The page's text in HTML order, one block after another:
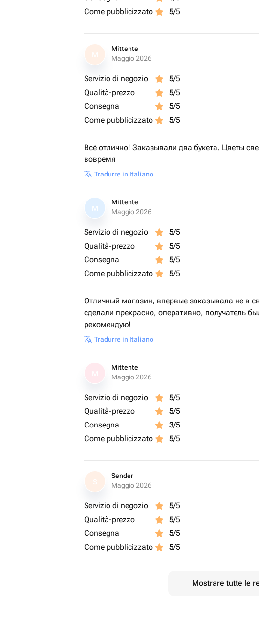
Come pubblicizzato
5/5
M
Mittente
Maggio 2026
Servizio di negozio 5/5
Qualità-prezzo
5/5
Consegna
5/5
Come pubblicizzato
5/5
Всё отлично! Заказывали два букета. Цветы
вовремя
Tradurre in Italiano
M
Mittente
Maggio 2026
Servizio di negozio 5/5
Qualità-prezzo
5/5
Consegna
5/5
Come pubblicizzato
5/5
Отличный магазин, впервые заказывала не в
сделали прекрасно, оперативно, получатель
рекомендую!
Tradurre in Italiano
Mittente
Maggio 2026
Servizio di negozio 5/5
Qualità-prezzo
5/5
Consegna
3/5
Come pubblicizzato
5/5
S
Sender
Maggio 2026
Servizio di negozio 5/5
Qualità-prezzo
5/5
Consegna
5/5
Come pubblicizzato
5/5
Mostrare tutte le